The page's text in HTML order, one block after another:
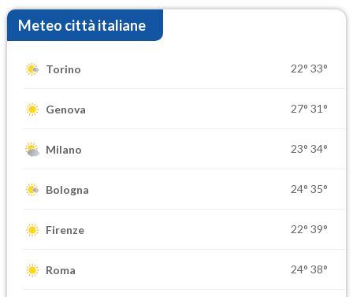
Meteo città italiane
Torino 22° 33°
Genova 27° 31°
Milano 23° 34°
Bologna 24° 35°
Firenze 22° 39°
Roma 24° 38°